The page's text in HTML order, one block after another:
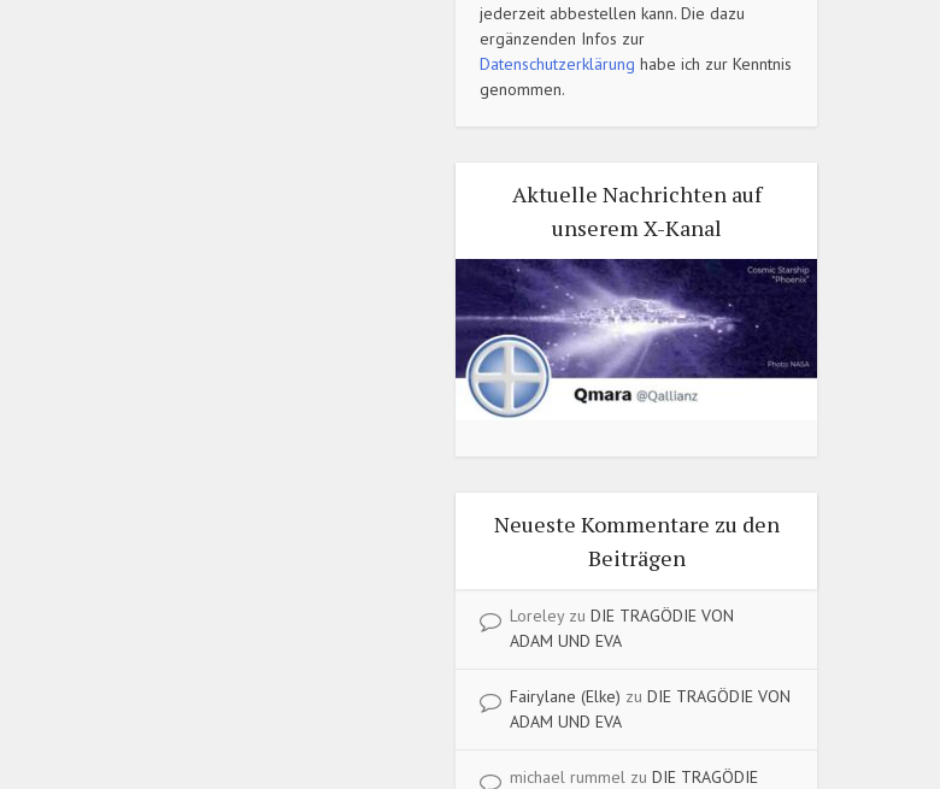
jederzeit abbestellen kann. Die dazu
ergänzenden Infos zur
Datenschutzerklärung habe ich zur Kenntnis
genommen.
Aktuelle Nachrichten auf
unserem X-Kanal
Neueste Kommentare zu den
Beiträgen
Loreleyzu DIE TRAGÖDIE VON
ADAM UND EVA
Fairylane (Elke) zu DIE TRAGÖDIE VON
ADAM UND EVA
michael rummel zu DIE TRAGÖDIE